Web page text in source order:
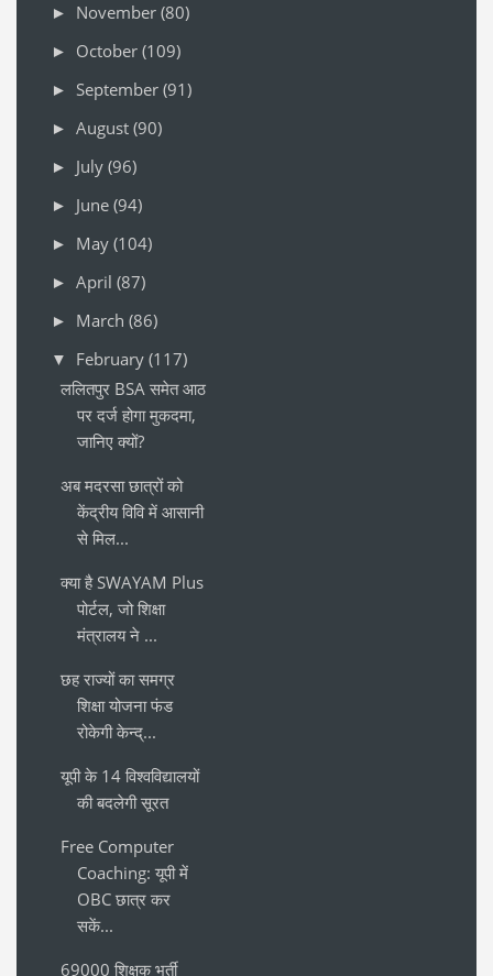
► November (80)
► October (109)
► September (91)
► August (90)
► July (96)
► June (94)
► May (104)
► April (87)
► March (86)
▼ February (117)
ललितपुर BSA समेत आठ
पर दर्ज होगा मुकदमा,
जानिए क्यों?
अब मदरसा छात्रों को
केंद्रीय विवि में आसानी
से मिल...
क्या है SWAYAM Plus
पोर्टल, जो शिक्षा
मंत्रालय ने ...
छह राज्यों का समग्र
शिक्षा योजना फंड
रोकेगी केन्द्...
यूपी के 14 विश्वविद्यालयों
की बदलेगी सूरत
Free Computer
Coaching: यूपी में
OBC छात्र कर
सकें...
69000 शिक्षक भर्ती